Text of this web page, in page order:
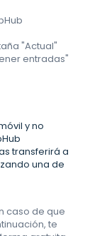
"Actual"
entradas"
y no
transferirá a
una de
caso de que
te